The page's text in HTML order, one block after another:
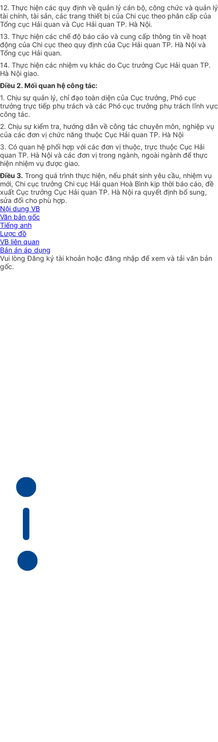
12. Thực hiện các quy định về quản lý cán bộ, công chức và quản lý
tài chính, tài sản, các trang thiết bị của Chi cục theo phân cấp của
Tổng cục Hải quan và Cục Hải quan TP. Hà Nội.
13. Thực hiện các chế độ báo cáo và cung cấp thông tin về hoạt
động của Chi cục theo quy định của Cục Hải quan TP. Hà Nội và
Tổng cục Hải quan.
14. Thực hiện các nhiệm vụ khác do Cục trưởng Cục Hải quan TP.
Hà Nội giao.
Điều 2. Mối quan hệ công tác:
1. Chịu sự quản lý, chỉ đạo toàn diện của Cục trưởng, Phó cục
trưởng trực tiếp phụ trách và các Phó cục trưởng phụ trách lĩnh vực
công tác.
2. Chịu sự kiểm tra, hướng dẫn về công tác chuyên môn, nghiệp vụ
của các đơn vị chức năng thuộc Cục Hải quan TP. Hà Nội
3. Có quan hệ phối hợp với các đơn vị thuộc, trực thuộc Cục Hải
quan TP. Hà Nội và các đơn vị trong ngành, ngoài ngành để thực
hiện nhiệm vụ được giao.
Điều 3. Trong quá trình thực hiện, nếu phát sinh yêu cầu, nhiệm vụ
mới, Chi cục trưởng Chi cục Hải quan Hoà Bình kịp thời báo cáo, đề
xuất Cục trưởng Cục Hải quan TP. Hà Nội ra quyết định bổ sung,
sửa đổi cho phù hợp.
Nội dung VB
Văn bản gốc
Tiếng anh
Lược đồ
VB liên quan
Bản án áp dụng
Vui lòngĐăng ký tài khoản hoặc đăng nhập để xem và tải văn bản
gốc.